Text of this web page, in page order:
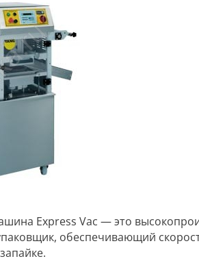
Express Vac — это
обеспечивающий